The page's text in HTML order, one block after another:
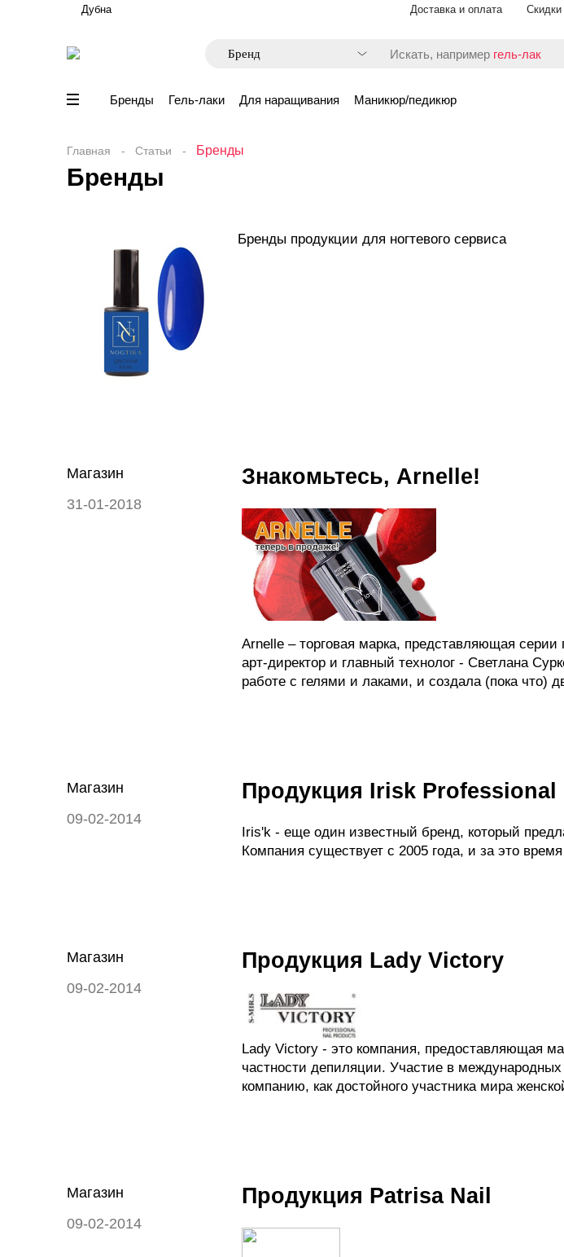
Дубна Доставка и оплата
Искать, например гель-лак
Бренды Гель-лаки Для наращивания Маникюр/педикюр
Главная Статьи Бренды
Бренды
Бренды продукции для ногтевого сервиса
Магазин
31-01-2018
Знакомьтесь, Arnelle!
Arnelle – торговая марка, представляющая серии
арт-директор и главный технолог - Светлана
работе с гелями и лаками, и создала (пока что)
Магазин
09-02-2014
Продукция Irisk Professional
Iris'k - еще один известный бренд, который
Компания существует с 2005 года, и за это
Магазин
09-02-2014
Продукция Lady Victory
Lady Victory - это компания, предоставляющая
частности депиляции. Участие в
компанию, как достойного участника мира
Магазин
09-02-2014
Продукция Patrisa Nail